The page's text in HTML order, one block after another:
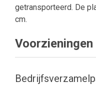
getransporteerd. De
cm.
Voorzieningen